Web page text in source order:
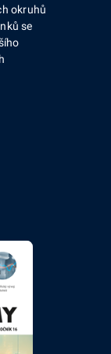
okruhů
se